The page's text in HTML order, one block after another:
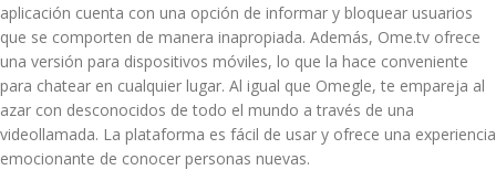
aplicación cuenta con una opción de informar y bloquear usuarios
que se comporten de manera inapropiada. Además, Ome.tv ofrece
una versión para dispositivos móviles, lo que la hace conveniente
para chatear en cualquier lugar. Al igual que Omegle, te empareja al
azar con desconocidos de todo el mundo a través de una
videollamada. La plataforma es fácil de usar y ofrece una experiencia
emocionante de conocer personas nuevas.